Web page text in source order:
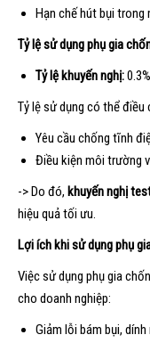
Hạn chế hút bụi
Tỷ lệ sử dụng phụ gia
Tỷ lệ khuyến nghị:
Tỷ lệ sử dụng có thể điều
Yêu cầu chống tĩnh
Điều kiện môi trường
-> Do đó, khuyến nghị
hiệu quả tối ưu.
Lợi ích khi sử dụng phụ
Việc sử dụng phụ gia
cho doanh nghiệp:
Giảm lỗi bám bụi,